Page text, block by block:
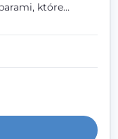
które
i trudności
się
historii
w trakcie